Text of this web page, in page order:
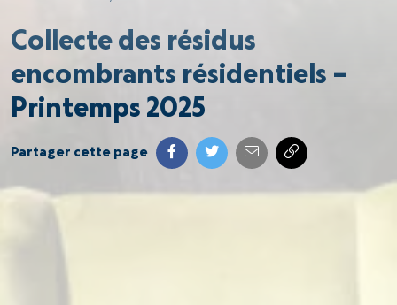
Collecte des résidus
encombrants résidentiels –
Printemps 2025
Partager cette page